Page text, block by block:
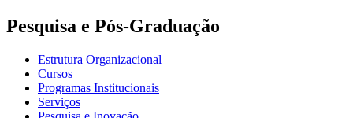
Pesquisa e Pós-Graduação
Estrutura Organizacional
Cursos
Programas Institucionais
Serviços